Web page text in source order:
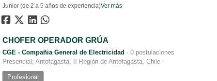
Junior (de 2 a 5 años de experiencia)Ver más
CHOFER OPERADOR GRÚA
CGE - Compañia General de Electricidad ·
Presencial; Antofagasta, II Región de Antofagasta, Chile ·
0 postulaciones
Profesional